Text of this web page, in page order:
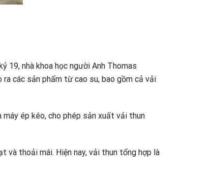
19, nhà khoa học người Anh Thomas
các sản phẩm từ cao su, bao gồm cả vải
ép kéo, cho phép sản xuất vải thun
và thoải mái. Hiện nay, vải thun tổng hợp là